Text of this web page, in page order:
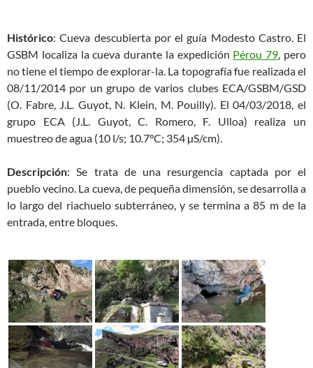
Histórico: Cueva descubierta por el guía Modesto Castro. El
GSBM localiza la cueva durante la expedición Pérou 79, pero
no tiene el tiempo de explorar-la. La topografía fue realizada el
08/11/2014 por un grupo de varios clubes ECA/GSBM/GSD
(O. Fabre, J.L. Guyot, N. Klein, M. Pouilly). El 04/03/2018, el
grupo ECA (J.L. Guyot, C. Romero, F. Ulloa) realiza un
muestreo de agua (10 l/s; 10.7°C; 354 µS/cm).
Descripción: Se trata de una resurgencia captada por el
pueblo vecino. La cueva, de pequeña dimensión, se desarrolla a
lo largo del riachuelo subterráneo, y se termina a 85 m de la
entrada, entre bloques.